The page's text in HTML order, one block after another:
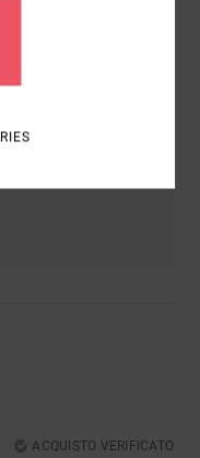
ACQUISTO VERIFICATO